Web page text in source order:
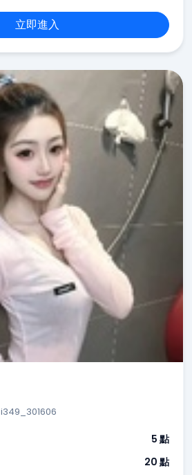
立即進入
i349_301606
5 點
20 點